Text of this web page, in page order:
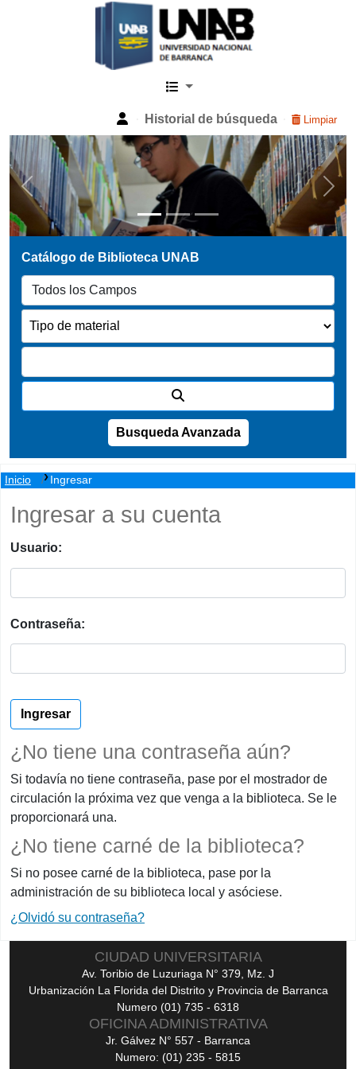
Catalogo Web UNAB
Historial de búsqueda Limpiar
Previous Next
Busqueda Avanzada
Inicio Ingresar
Ingresar a su cuenta
Usuario:
Contraseña:
¿No tiene una contraseña aún?
Si todavía no tiene contraseña, pase por el mostrador de
circulación la próxima vez que venga a la biblioteca. Se le
proporcionará una.
¿No tiene carné de la biblioteca?
Si no posee carné de la biblioteca, pase por la
administración de su biblioteca local y asóciese.
¿Olvidó su contraseña?
CIUDAD UNIVERSITARIA
Av. Toribio de Luzuriaga N° 379, Mz. J
Urbanización La Florida del Distrito y Provincia de Barranca
Numero (01) 735 - 6318
OFICINA ADMINISTRATIVA
Jr. Gálvez N° 557 - Barranca
Numero: (01) 235 - 5815